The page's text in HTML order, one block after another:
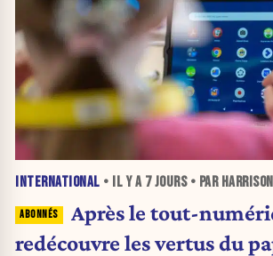
INTERNATIONAL • IL Y A 7 JOURS• PAR
Après le tout-
redécouvre les vertus du